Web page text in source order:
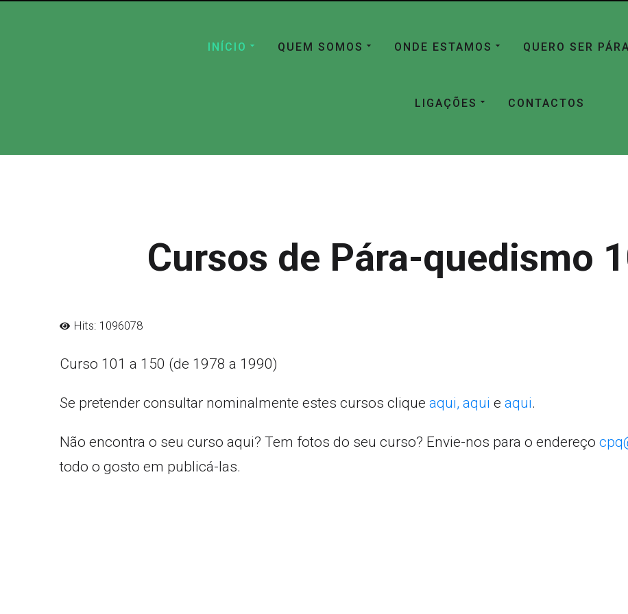
INÍCIO QUEM SOMOS ONDE ESTAMOS QUERO SER
LIGAÇÕES CONTACTOS
Cursos de Pára-quedismo
Hits: 1096078
Curso 101 a 150 (de 1978 a 1990)
Se pretender consultar nominalmente estes cursos clique aqui, aqui e aqui.
Não encontra o seu curso aqui? Tem fotos do seu curso? Envie-nos para o endereço
todo o gosto em publicá-las.